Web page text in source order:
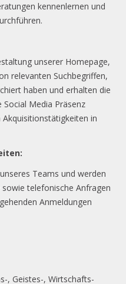
kennenlernen und
unserer Homepage,
relevanten Suchbegriffen,
haben und erhalten die
Media Präsenz
in
Teams und werden
telefonische Anfragen
Anmeldungen
, Geistes-, Wirtschafts-